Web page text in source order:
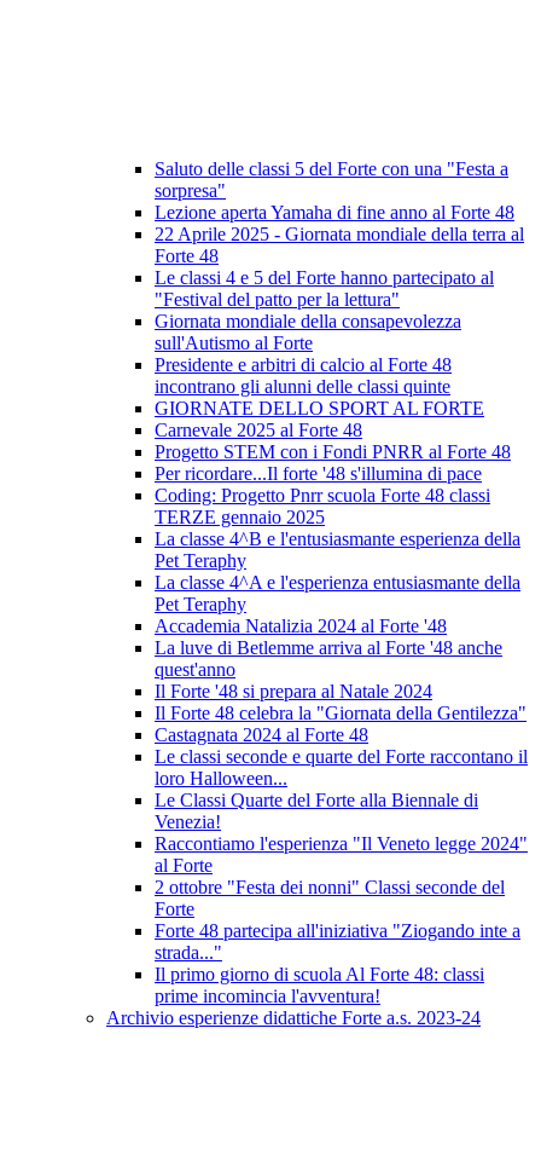
Saluto delle classi 5 del Forte con una "Festa a
sorpresa"
Lezione aperta Yamaha di fine anno al Forte 48
22 Aprile 2025 - Giornata mondiale della terra al
Forte 48
Le classi 4 e 5 del Forte hanno partecipato al
"Festival del patto per la lettura"
Giornata mondiale della consapevolezza
sull'Autismo al Forte
Presidente e arbitri di calcio al Forte 48
incontrano gli alunni delle classi quinte
GIORNATE DELLO SPORT AL FORTE
Carnevale 2025 al Forte 48
Progetto STEM con i Fondi PNRR al Forte 48
Per ricordare...Il forte '48 s'illumina di pace
Coding: Progetto Pnrr scuola Forte 48 classi
TERZE gennaio 2025
La classe 4^B e l'entusiasmante esperienza della
Pet Teraphy
La classe 4^A e l'esperienza entusiasmante della
Pet Teraphy
Accademia Natalizia 2024 al Forte '48
La luve di Betlemme arriva al Forte '48 anche
quest'anno
Il Forte '48 si prepara al Natale 2024
Il Forte 48 celebra la "Giornata della Gentilezza"
Castagnata 2024 al Forte 48
Le classi seconde e quarte del Forte raccontano il
loro Halloween...
Le Classi Quarte del Forte alla Biennale di
Venezia!
Raccontiamo l'esperienza "Il Veneto legge 2024"
al Forte
2 ottobre "Festa dei nonni" Classi seconde del
Forte
Forte 48 partecipa all'iniziativa "Ziogando inte a
strada..."
Il primo giorno di scuola Al Forte 48: classi
prime incomincia l'avventura!
Archivio esperienze didattiche Forte a.s. 2023-24